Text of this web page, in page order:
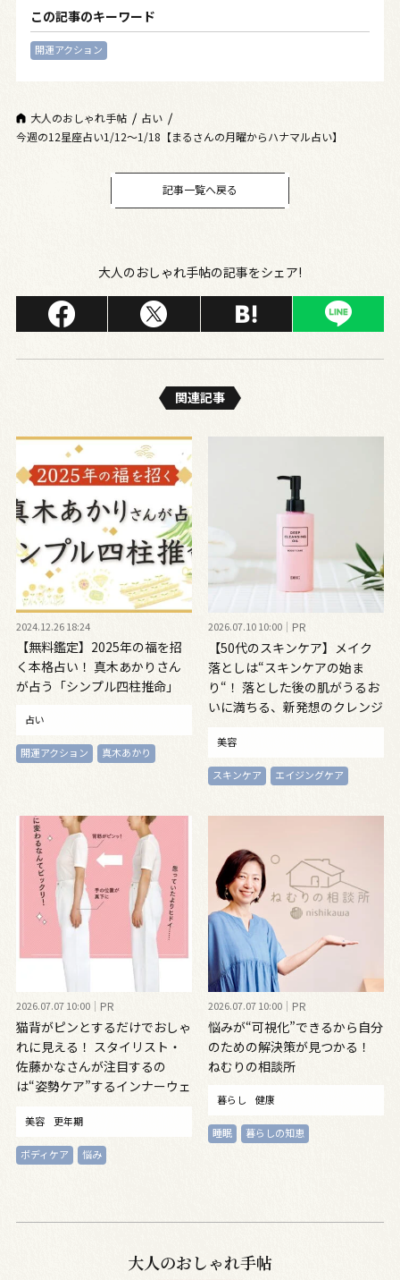
この記事のキーワード
開運アクション
大人のおしゃれ手帖
占い
今週の12星座占い1/12～1/18【まるさんの月曜からハナマル占い】
記事一覧へ戻る
大人のおしゃれ手帖の記事をシェア!
関連記事
2024.12.26 18:24
【無料鑑定】2025年の福を招
く本格占い！ 真木あかりさん
が占う「シンプル四柱推命」
占い
開運アクション 真木あかり
2026.07.10 10:00 PR
【50代のスキンケア】メイク
落としは“スキンケアの始ま
り“！ 落とした後の肌がうるお
いに満ちる、新発想のクレンジ
美容
スキンケア エイジングケア
2026.07.07 10:00 PR
猫背がピンとするだけでおしゃ
れに見える！ スタイリスト・
佐藤かなさんが注目するの
は“姿勢ケア”するインナーウェ
美容 更年期
ボディケア 悩み
2026.07.07 10:00 PR
悩みが“可視化”できるから自分
のための解決策が見つかる！
ねむりの相談所
暮らし 健康
睡眠 暮らしの知恵
大人のおしゃれ手帖